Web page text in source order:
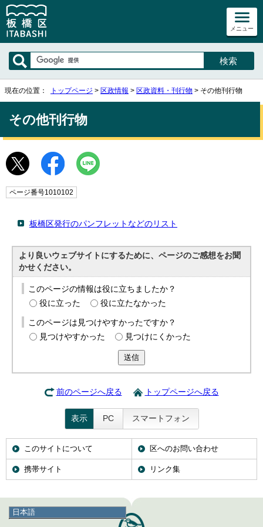
メニュー
日本語
現在の位置： トップページ > 区政情報 > 区政資料・刊行物 > その他刊行物
その他刊行物
ページ番号1010102
板橋区発行のパンフレットなどのリスト
より良いウェブサイトにするために、ページのご感想をお聞
かせください。
このページの情報は役に立ちましたか？
役に立った
役に立たなかった
このページは見つけやすかったですか？
見つけやすかった
見つけにくかった
送信
前のページへ戻る トップページへ戻る
表示 PC スマートフォン
このサイトについて 区へのお問い合わせ
携帯サイト リンク集